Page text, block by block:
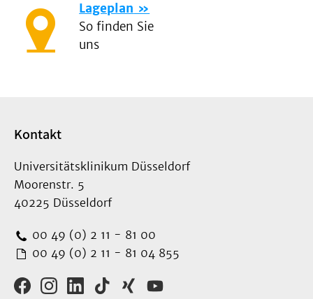
Lageplan
So finden Sie
uns
Kontakt
Universitätsklinikum Düsseldorf
Moorenstr. 5
40225 Düsseldorf
00 49 (0) 2 11 - 81 00
00 49 (0) 2 11 - 81 04 855